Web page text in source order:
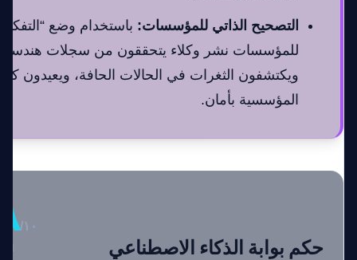
التصحيح الذاتي للمؤسسات: باستخدام وضع
للمؤسسات نشر وكلاء يتحققون من سجلات هندسة
ويكتشفون الثغرات في الحالات الحافة، ويعيدون
المؤسسية بأمان.
حكم بوابة الذكاء الاصطناعي
/١٠